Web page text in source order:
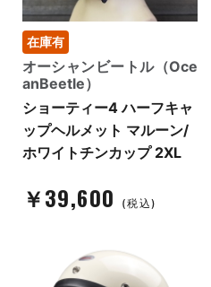
在庫有
オーシャンビートル（Oce
anBeetle）
ショーティー4 ハーフキャ
ップヘルメット マルーン/
ホワイトチンカップ 2XL
￥39,600 (税込)